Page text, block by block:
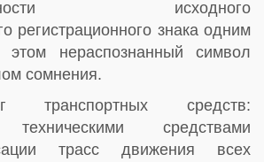
исходного
регистрационного знака одним
нераспознанный символ
сомнения.
транспортных средств:
техническими средствами
трасс движения всех